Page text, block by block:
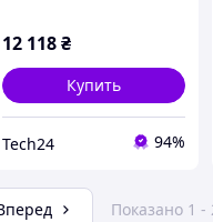
12 118₴
Купить
Tech24 94%
Показано 1 -